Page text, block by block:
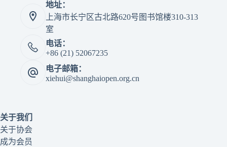
地址：
上海市长宁区古北路620号图书馆楼310-313
室
电话：
+86 (21) 52067235
电子邮箱：
xiehui@shanghaiopen.org.cn
关于我们
关于协会
成为会员